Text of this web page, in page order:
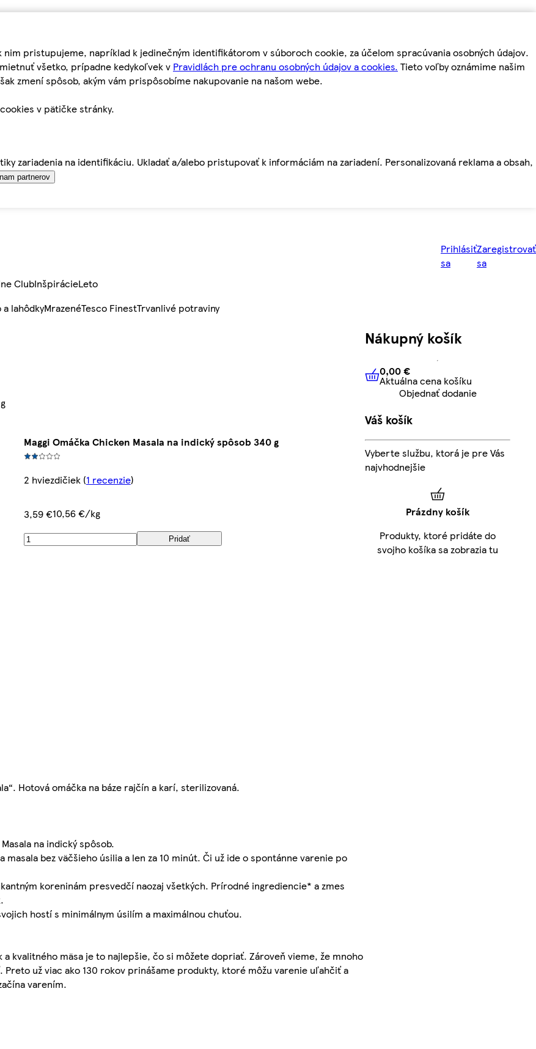
pristupujeme, napríklad k jedinečným identifikátorom v súboroch cookie, za účelom spracúvania osobných údajov.
všetko, prípadne kedykoľvek v Pravidlách pre ochranu osobných údajov a cookies. Tieto voľby oznámime našim
zmení spôsob, akým vám prispôsobíme nakupovanie na našom webe.
v pätičke stránky.
zariadenia na identifikáciu. Ukladať a/alebo pristupovať k informáciám na zariadení. Personalizovaná reklama a obsah,
partnerov
Prihlásiť
sa
Zaregistrovať
sa
ClubInšpirácieLeto
a lahôdkyMrazenéTesco FinestTrvanlivé potraviny
Maggi Omáčka Chicken Masala na indický spôsob 340 g
2 hviezdičiek(1 recenzie)
3,59 €10,56 €/kg
Pridať
Hotová omáčka na báze rajčín a karí, sterilizovaná.
na indický spôsob.
bez väčšieho úsilia a len za 10 minút. Či už ide o spontánne varenie po
koreninám presvedčí naozaj všetkých. Prírodné ingrediencie* a zmes
hostí s minimálnym úsilím a maximálnou chuťou.
kvalitného mäsa je to najlepšie, čo si môžete dopriať. Zároveň vieme, že mnoho
už viac ako 130 rokov prinášame produkty, ktoré môžu varenie uľahčiť a
varením.
Nákupný košík
0,00 € Aktuálna cena košíku
0,00 €
Aktuálna cena košíku
Objednať dodanie
Váš košík
Vyberte službu, ktorá je pre Vás
najvhodnejšie
Prázdny košík
Produkty, ktoré pridáte do
svojho košíka sa zobrazia tu